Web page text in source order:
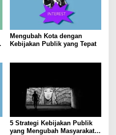
Mengubah Kota dengan
Kebijakan Publik yang Tepat
5 Strategi Kebijakan Publik
yang Mengubah Masyarakat